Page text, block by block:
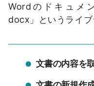
Wordのドキュメ
docx」というライブ
文書の内容を